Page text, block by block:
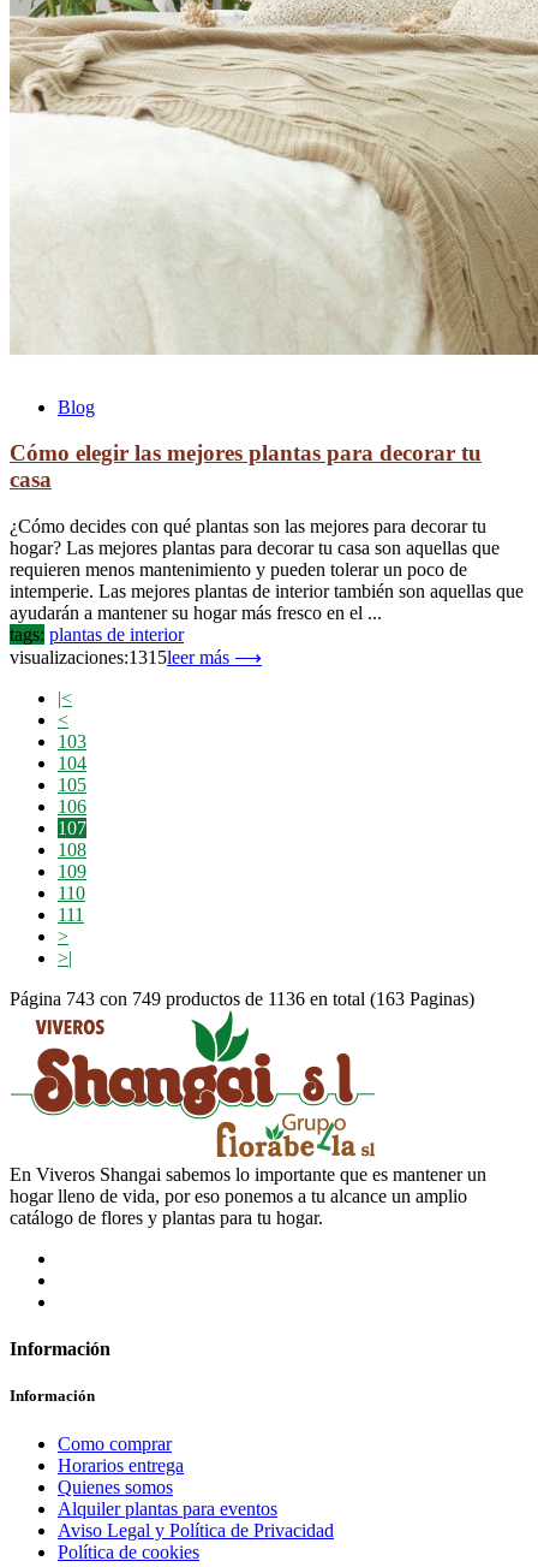
Blog
Cómo elegir las mejores plantas para decorar tu
casa
¿Cómo decides con qué plantas son las mejores para decorar tu
hogar? Las mejores plantas para decorar tu casa son aquellas que
requieren menos mantenimiento y pueden tolerar un poco de
intemperie. Las mejores plantas de interior también son aquellas que
ayudarán a mantener su hogar más fresco en el ...
tags: plantas de interior
visualizaciones:1315leer más ⟶
|<
<
103
104
105
106
107
108
109
110
111
>
>|
Página 743 con 749 productos de 1136 en total (163 Paginas)
En Viveros Shangai sabemos lo importante que es mantener un
hogar lleno de vida, por eso ponemos a tu alcance un amplio
catálogo de flores y plantas para tu hogar.
Información
Información
Como comprar
Horarios entrega
Quienes somos
Alquiler plantas para eventos
Aviso Legal y Política de Privacidad
Política de cookies